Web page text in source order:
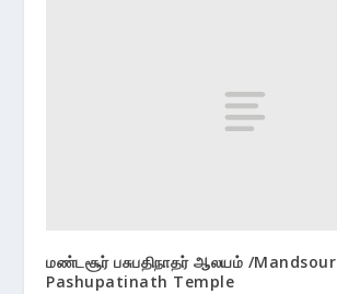
மண்டசூர் பசுபதிநாதர் ஆலயம் /Mandsour
Pashupatinath Temple